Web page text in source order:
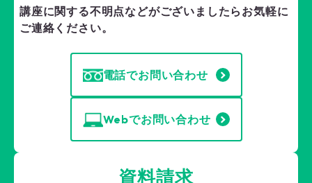
講座に関する不明点などがございましたら お気軽に
ご連絡ください。
電話でお問い合わせ
Webでお問い合わせ
資料請求